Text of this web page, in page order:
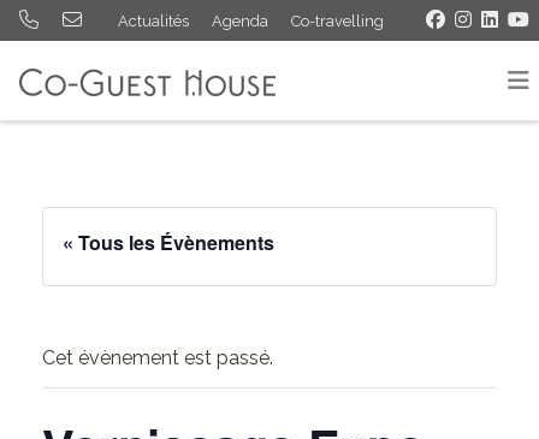
Actualités Agenda Co-travelling
« Tous les Évènements
Cet évènement est passé.